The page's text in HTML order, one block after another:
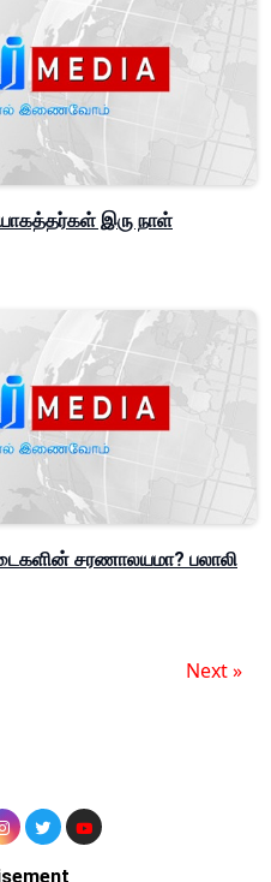
இரு நாள்
சரணாலயமா? பலாலி
Next »